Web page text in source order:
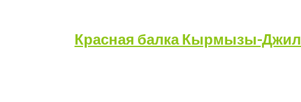
Красная балка Кырмызы-